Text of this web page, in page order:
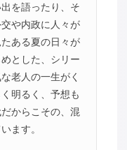
を語ったり、そ
や内政に人々が
ある夏の日々が
とした、シリー
老人の一生がく
明るく、予想も
からこその、混
ます。